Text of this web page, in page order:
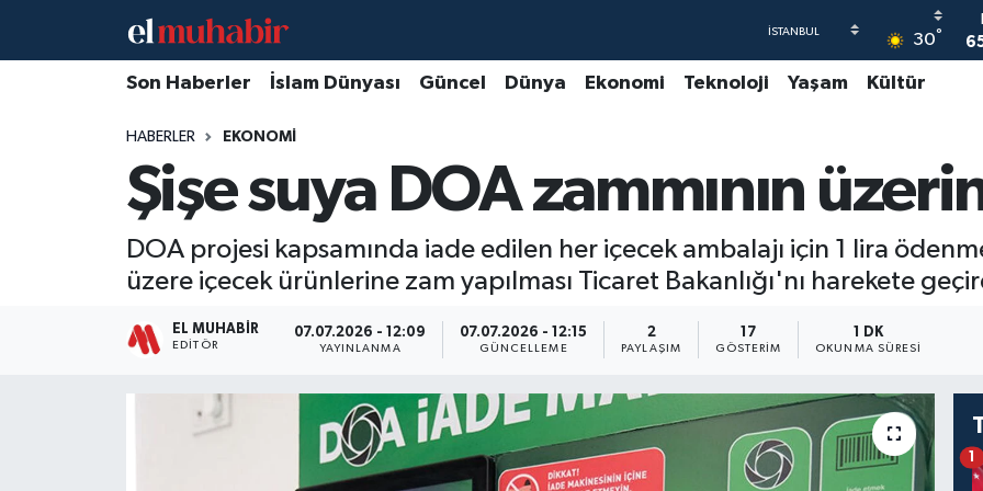
30°
Son Haberler İslam Dünyası Güncel Dünya Ekonomi Teknoloji Yaşam Kültür
HABERLER EKONOMI
Şişe suya DOA zammının
DOA projesi kapsamında iade edilen her içecek ambalajı için 1 lira
üzere içecek ürünlerine zam yapılması Ticaret Bakanlığı'nı harekete
EL MUHABIR
EDITÖR
07.07.2026 - 12:09
YAYINLANMA
07.07.2026 - 12:15
GÜNCELLEME
2
PAYLAŞIM
17
GÖSTERIM
1 DK
OKUNMA SÜRESI
1
Hava Durumu
Trafik Durumu
Süper Lig Puan Durumu ve Fikstür
Tüm Manşetler